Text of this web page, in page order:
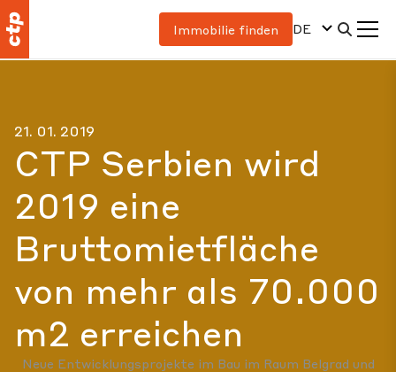
Immobilie finden DE
21. 01. 2019
CTP Serbien wird
2019 eine
Bruttomietfläche
von mehr als 70.000
m2 erreichen
Neue Entwicklungsprojekte im Bau im Raum Belgrad und